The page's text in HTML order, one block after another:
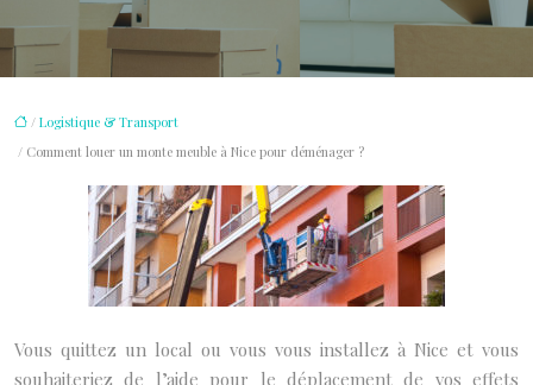
/ Logistique & Transport
/ Comment louer un monte meuble à Nice pour déménager ?
Vous quittez un local ou vous vous installez à Nice et vous
souhaiteriez de l’aide pour le déplacement de vos effets